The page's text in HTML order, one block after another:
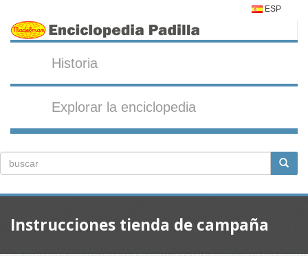
ESP
Historia
Explorar la enciclopedia
Instrucciones tienda de campaña